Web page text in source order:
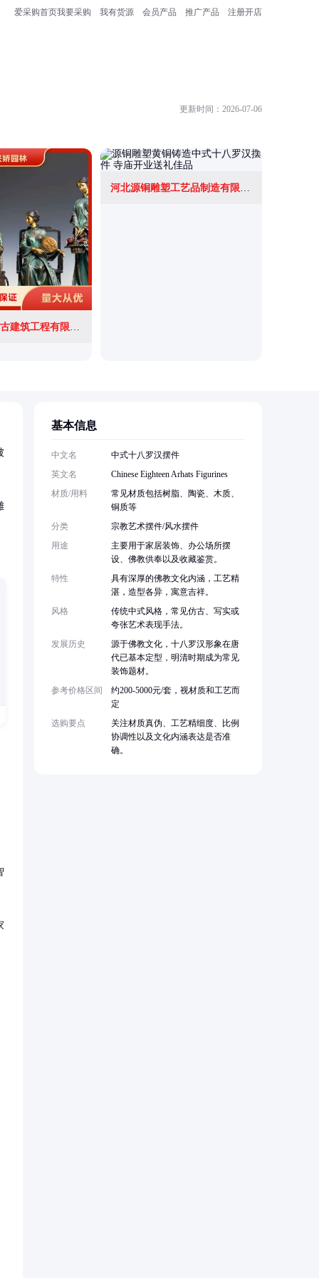
爱采购首页我要采购 我有货源 会员产品 推广产品 注册开店
更新时间：2026-07-06
河北兴娇园林古建筑工程有限公司
河北源铜雕塑工艺品制造有限公司
基本信息
中文名
中式十八罗汉摆件
英文名
Chinese Eighteen Arhats Figurines
材质/用料
常见材质包括树脂、陶瓷、木质、
铜质等
分类
宗教艺术摆件/风水摆件
用途
主要用于家居装饰、办公场所摆
设、佛教供奉以及收藏鉴赏。
特性
具有深厚的佛教文化内涵，工艺精
湛，造型各异，寓意吉祥。
风格
传统中式风格，常见仿古、写实或
夸张艺术表现手法。
发展历史
源于佛教文化，十八罗汉形象在唐
代已基本定型，明清时期成为常见
装饰题材。
参考价格区间
约200-5000元/套，视材质和工艺而
定
选购要点
关注材质真伪、工艺精细度、比例
协调性以及文化内涵表达是否准
确。